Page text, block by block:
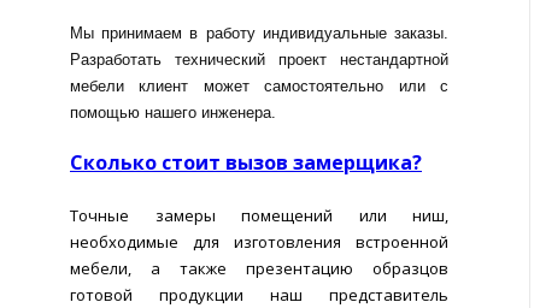
Мы принимаем в работу индивидуальные заказы.
Разработать технический проект нестандартной
мебели клиент может самостоятельно или с
помощью нашего инженера.
Сколько стоит вызов замерщика?
Точные замеры помещений или ниш,
необходимые для изготовления встроенной
мебели, а также презентацию образцов
готовой продукции наш представитель